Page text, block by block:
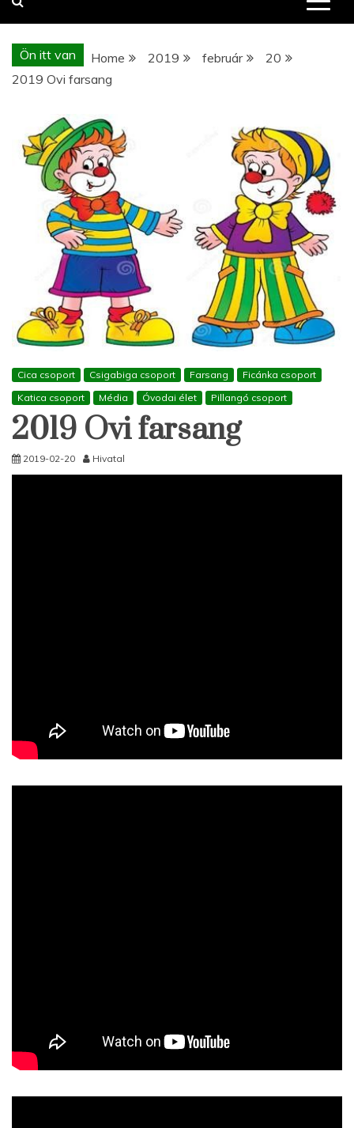
Ön itt van Home 2019 február
20
2019 Ovi farsang
Cica csoport Csigabiga csoport Farsang
Ficánka csoport
Katica csoport
Média Óvodai élet Pillangó csoport
2019 Ovi farsang
2019-02-20 Hivatal